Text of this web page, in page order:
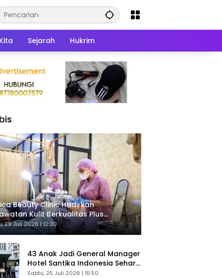
Sejarah Hukrim
Beauty Clinic Hadirkan
Kulit Berkualitas Plus
Gratis
29 Juli 2026 | 12:30
43 Anak Jadi General Manager
Hotel Santika Indonesia Sehari
Sukses Digelar
Sabtu, 25 Juli 2026 | 15:50